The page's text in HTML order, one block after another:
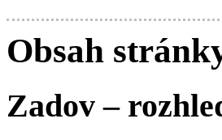
Obsah
Zadov –